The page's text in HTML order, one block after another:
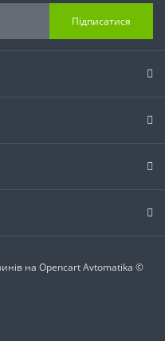
Підписатися
на OpencartAvtomatika ©